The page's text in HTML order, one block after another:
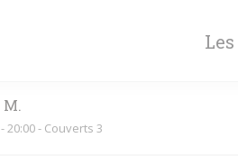
M
- 20:00 - Couverts 3